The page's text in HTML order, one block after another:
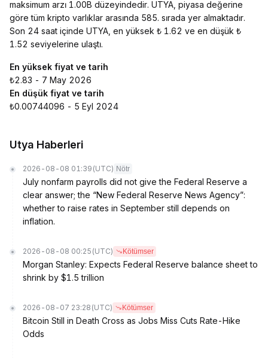
maksimum arzı 1.00B düzeyindedir. UTYA, piyasa değerine
göre tüm kripto varlıklar arasında 585. sırada yer almaktadır.
Son 24 saat içinde UTYA, en yüksek ₺ 1.62 ve en düşük ₺
1.52 seviyelerine ulaştı.
En yüksek fiyat ve tarih
₺2.83 - 7 May 2026
En düşük fiyat ve tarih
₺0.00744096 - 5 Eyl 2024
Utya Haberleri
2026-08-08 01:39 (UTC) Nötr
July nonfarm payrolls did not give the Federal Reserve a
clear answer; the “New Federal Reserve News Agency”:
whether to raise rates in September still depends on
inflation.
2026-08-08 00:25 (UTC) Kötümser
Morgan Stanley: Expects Federal Reserve balance sheet to
shrink by $1.5 trillion
2026-08-07 23:28 (UTC) Kötümser
Bitcoin Still in Death Cross as Jobs Miss Cuts Rate-Hike
Odds